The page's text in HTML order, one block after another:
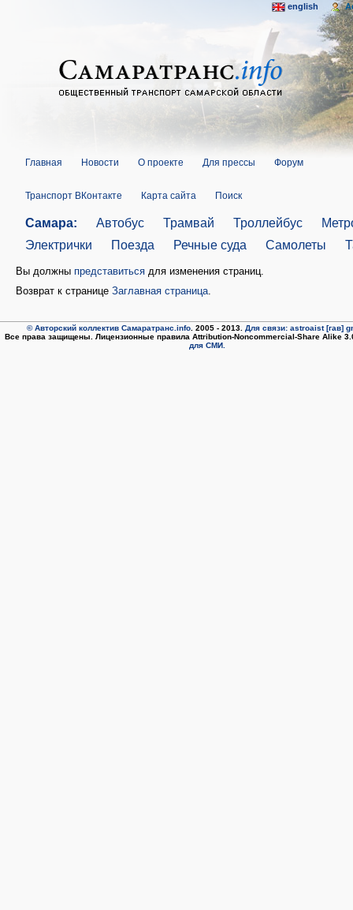
Главная Новости О проекте Для прессы Форум
Транспорт ВКонтакте Карта сайта Поиск
Самара: Автобус Трамвай Троллейбус
Электрички
Поезда Речные суда Самолеты
Вы должны представиться для изменения страниц.
Возврат к странице Заглавная страница.
english
© Авторский коллектив Самаратранс.info. 2005 - 2013. Для связи: astroaist [гав]
Все права защищены. Лицензионные правила Attribution-Noncommercial-Share Alike
для СМИ.